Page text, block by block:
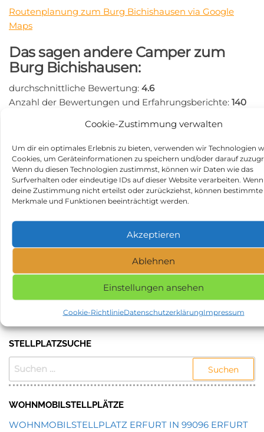
Cookie-Zustimmung verwalten
Um dir ein optimales Erlebnis zu bieten, verwenden wir Technologien
Cookies, um Geräteinformationen zu speichern und/oder darauf
Wenn du diesen Technologien zustimmst, können wir Daten wie das
Surfverhalten oder eindeutige IDs auf dieser Website verarbeiten.
deine Zustimmung nicht erteilst oder zurückziehst, können bestimmte
Merkmale und Funktionen beeinträchtigt werden.
Akzeptieren
Ablehnen
Einstellungen ansehen
Cookie-RichtlinieDatenschutzerklärungImpressum
Routenplanung zum Burg Bichishausen via Google
Maps
Das sagen andere Camper zum
Burg Bichishausen:
durchschnittliche Bewertung: 4.6
Anzahl der Bewertungen und Erfahrungsberichte: 140
zum Wohnmobilstellplatz Burg Bichishausen:
https://search.google.com/local/writereview?
placeid=ChIJK-oJInmHmUcR9wcGjwHyGmE
Beitragsnavigation
Vorheriger
Beitrag
ZURÜCK
Wohnmobilstellplatz
Diesdorf in 29413 Diesdorf
WEITER
Stellplatz am Weingut
Feiten in 54340 Longuich
Schlagwörter Stellplatz in 72525 Münsingen
NAME, STADT ODER POSTLEITZAHL DES
GEWÜNSCHTEN STELLPLATZES EINGEBEN UND
STELLPLATZSUCHE
SUCHEN
WOHNMOBILSTELLPLÄTZE
WOHNMOBILSTELLPLATZ ERFURT IN 99096 ERFURT